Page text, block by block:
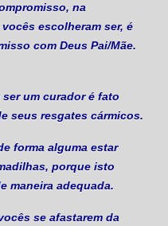
na
escolheram ser, é
com Deus Pai/Mãe.
um curador é fato
seus resgates cármicos.
forma alguma estar
porque isto
maneira adequada.
se afastarem da